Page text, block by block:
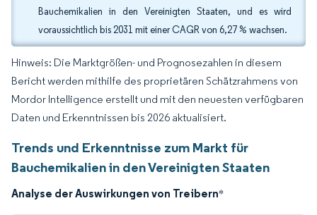
Bauchemikalien in den Vereinigten Staaten, und es wird
voraussichtlich bis 2031 mit einer CAGR von 6,27 % wachsen.
Hinweis: Die Marktgrößen- und Prognosezahlen in diesem
Bericht werden mithilfe des proprietären Schätzrahmens von
Mordor Intelligence erstellt und mit den neuesten verfügbaren
Daten und Erkenntnissen bis 2026 aktualisiert.
Trends und Erkenntnisse zum Markt für
Bauchemikalien in den Vereinigten Staaten
Analyse der Auswirkungen von Treibern*